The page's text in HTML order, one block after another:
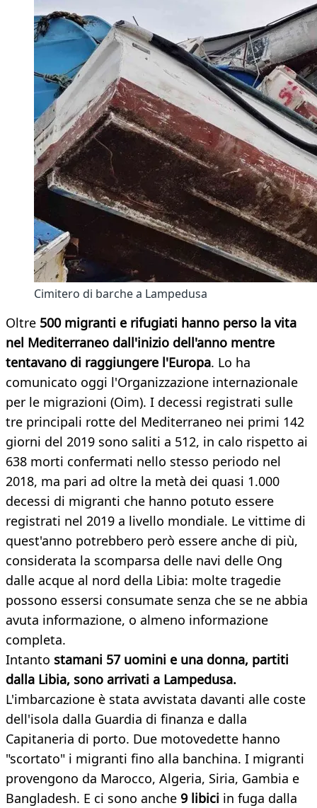
Cimitero di barche a Lampedusa
Oltre 500 migranti e rifugiati hanno perso la vita
nel Mediterraneo dall'inizio dell'anno mentre
tentavano di raggiungere l'Europa. Lo ha
comunicato oggi l'Organizzazione internazionale
per le migrazioni (Oim). I decessi registrati sulle
tre principali rotte del Mediterraneo nei primi 142
giorni del 2019 sono saliti a 512, in calo rispetto ai
638 morti confermati nello stesso periodo nel
2018, ma pari ad oltre la metà dei quasi 1.000
decessi di migranti che hanno potuto essere
registrati nel 2019 a livello mondiale. Le vittime di
quest'anno potrebbero però essere anche di più,
considerata la scomparsa delle navi delle Ong
dalle acque al nord della Libia: molte tragedie
possono essersi consumate senza che se ne abbia
avuta informazione, o almeno informazione
completa.
Intanto stamani 57 uomini e una donna, partiti
dalla Libia, sono arrivati a Lampedusa.
L'imbarcazione è stata avvistata davanti alle coste
dell'isola dalla Guardia di finanza e dalla
Capitaneria di porto. Due motovedette hanno
"scortato" i migranti fino alla banchina. I migranti
provengono da Marocco, Algeria, Siria, Gambia e
Bangladesh. E ci sono anche 9 libici in fuga dalla